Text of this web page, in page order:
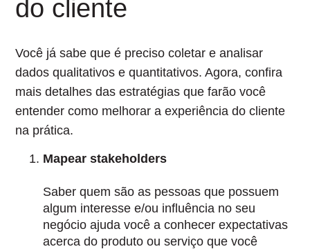
do cliente
Você já sabe que é preciso coletar e analisar
dados qualitativos e quantitativos. Agora, confira
mais detalhes das estratégias que farão você
entender como melhorar a experiência do cliente
na prática.
Mapear stakeholders
Saber quem são as pessoas que possuem
algum interesse e/ou influência no seu
negócioajuda você a conhecer expectativas
acerca do produto ou serviço que você